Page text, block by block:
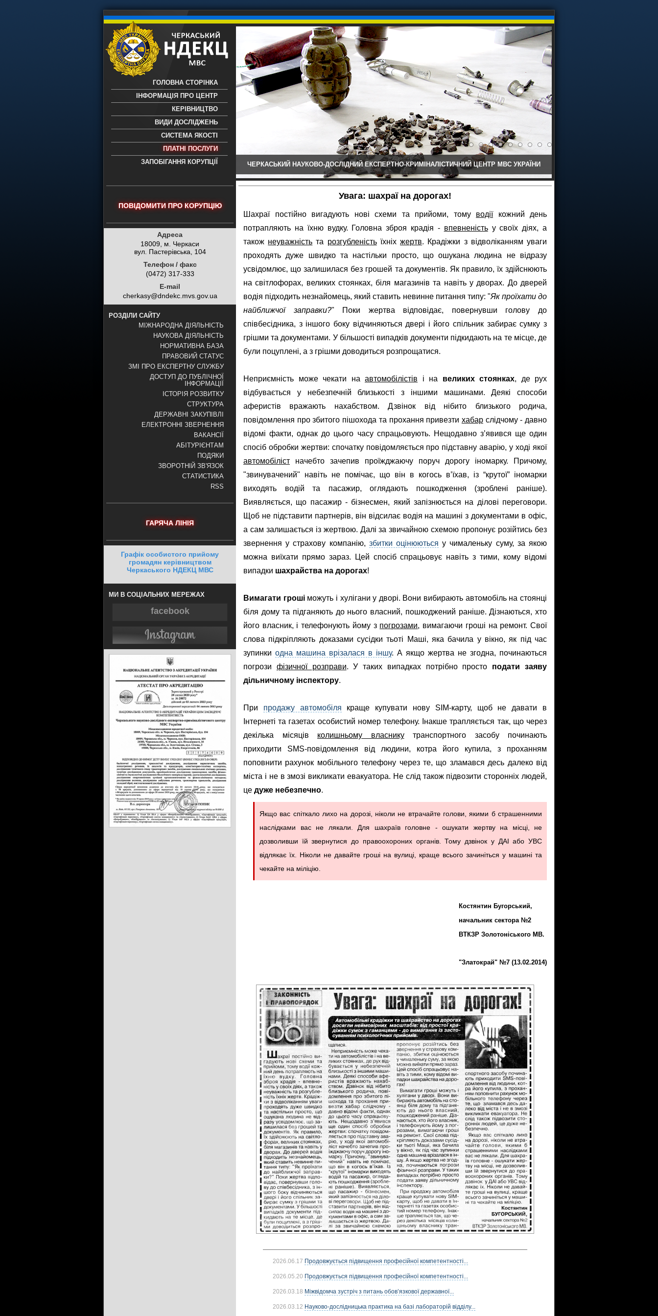
науково-дослідний експертно-
- проведення всих видів судових
експертиз
ГОЛОВНА СТОРІНКА
ІНФОРМАЦІЯ ПРО ЦЕНТР
КЕРІВНИЦТВО
ВИДИ ДОСЛІДЖЕНЬ
СИСТЕМА ЯКОСТІ
ПЛАТНІ ПОСЛУГИ
ЗАПОБІГАННЯ КОРУПЦІЇ
ЧЕРКАСЬКИЙ НАУКОВО-ДОСЛІДНИЙ ЕКСПЕРТНО-КРИМІНАЛІСТИЧНИЙ ЦЕНТР МВС УКРАЇНИ
ПОВІДОМИТИ ПРО КОРУПЦІЮ
Адреса
18009, м. Черкаси
вул. Пастерівська, 104
Телефон / факс
(0472) 317-333
E-mail
cherkasy@dndekc.mvs.gov.ua
РОЗДІЛИ САЙТУ
МІЖНАРОДНА ДІЯЛЬНІСТЬ
НАУКОВА ДІЯЛЬНІСТЬ
НОРМАТИВНА БАЗА
ПРАВОВИЙ СТАТУС
ЗМІ ПРО ЕКСПЕРТНУ СЛУЖБУ
ДОСТУП ДО ПУБЛІЧНОЇ
ІНФОРМАЦІЇ
ІСТОРІЯ РОЗВИТКУ
СТРУКТУРА
ДЕРЖАВНІ ЗАКУПІВЛІ
ЕЛЕКТРОННІ ЗВЕРНЕННЯ
ВАКАНСІЇ
АБІТУРІЄНТАМ
ПОДЯКИ
ЗВОРОТНІЙ ЗВ'ЯЗОК
СТАТИСТИКА
RSS
ГАРЯЧА ЛІНІЯ
Графік особистого прийому
громадян керівництвом
Черкаського НДЕКЦ МВС
МИ В СОЦІАЛЬНИХ МЕРЕЖАХ
facebook
Увага: шахраї на дорогах!
Шахраї постійно вигадують нові схеми та прийоми, тому водіїкожний день
потрапляють на їхню вудку. Головна зброя крадія - впевненістьу своїх діях, а
також неуважність та розгубленістьїхніхжертв. Крадіжки з відволіканням уваги
проходять дуже швидко та настільки просто, що ошукана людина не відразу
усвідомлює, що залишилася без грошей та документів. Як правило, їх здійснюють
на світлофорах, великих стоянках, біля магазинів та навіть у дворах. До дверей
водія підходить незнайомець, який ставить невинне питання типу: "Як проїхати до
найближчої заправки?" Поки жертва відповідає, повернувши голову до
співбесідника, з іншого боку відчиняються двері і його спільник забирає сумку з
грішми та документами. У більшості випадків документи підкидають на те місце, де
були поцуплені, а з грішми доводиться розпрощатися.
Неприємність може чекати на автомобілістів і на великих стоянках, де рух
відбувається у небезпечній близькості з іншими машинами. Деякі способи
аферистів вражають нахабством. Дзвінок від нібито близького родича,
повідомлення про збитого пішохода та прохання привезти хабарслідчому - давно
відомі факти, однак до цього часу спрацьовують. Нещодавно з’явився ще один
спосіб обробки жертви: спочатку повідомляється про підставну аварію, у ході якої
автомобіліст начебто зачепив проїжджаючу поруч дорогу іномарку. Причому,
"звинувачений" навіть не помічає, що він в когось в’їхав, із “крутої” іномарки
виходять водій та пасажир, оглядають пошкодження (зроблені раніше).
Виявляється, що пасажир - бізнесмен, який запізнюється на ділові переговори.
Щоб не підставити партнерів, він відсилає водія на машині з документами в офіс,
а сам залишається із жертвою. Далі за звичайною схемою пропонує розійтись без
звернення у страхову компанію, збитки оцінюються у чималеньку суму, за якою
можна виїхати прямо зараз. Цей спосіб спрацьовує навіть з тими, кому відомі
випадки шахрайства на дорогах!
Вимагати грошіможуть і хулігани у дворі. Вони вибирають автомобіль на стоянці
біля дому та підганяють до нього власний, пошкоджений раніше. Дізнаються, хто
його власник, і телефонують йому з погрозами, вимагаючи гроші на ремонт. Свої
слова підкріпляють доказами сусідки тьоті Маші, яка бачила у вікно, як під час
зупинки одна машина врізалася в іншу. А якщо жертва не згодна, починаються
погрози фізичної розправи. У таких випадках потрібно просто подати заяву
дільничному інспектору.
При продажу автомобіля краще купувати нову SIM-карту, щоб не давати в
Інтернеті та газетах особистий номер телефону. Інакше трапляється так, що через
декілька місяців колишньому власникутранспортного засобу починають
приходити SMS-повідомлення від людини, котра його купила, з проханням
поповнити рахунок мобільного телефону через те, що зламався десь далеко від
міста і не в змозі викликати евакуатора. Не слід також підвозити сторонніх людей,
це дуже небезпечно.
Якщо вас спіткало лихо на дорозі, ніколи не втрачайте голови, якими б страшенними
наслідками вас не лякали. Для шахраїв головне - ошукати жертву на місці, не
дозволивши їй звернутися до правоохороних органів. Тому дзвінок у ДАІ або УВС
відлякає їх. Ніколи не давайте гроші на вулиці, краще всього зачиніться у машині та
чекайте на міліцію.
Костянтин Бугорський,
начальник сектора №2
ВТКЗР Золотоніського MB.
"Златокрай" №7 (13.02.2014)
2026.06.17 Продовжується підвищення професійної компетентності...
2026.05.20 Продовжується підвищення професійної компетентності...
2026.03.18 Міжвідомча зустріч з питань обов’язкової державної...
2026.03.12 Науково-дослідницька практика на базі лабораторій відділу...